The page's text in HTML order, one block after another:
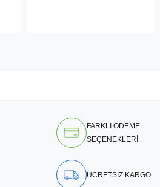
FARKLI ÖDEME
SEÇENEKLERİ
ÜCRETSİZ KARGO